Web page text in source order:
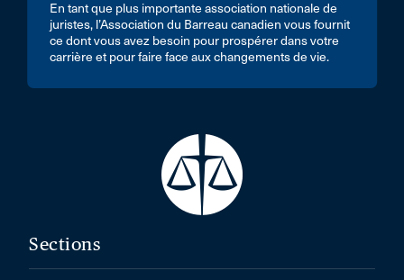
En tant que plus importante association nationale de
juristes, l’Association du Barreau canadien vous fournit
ce dont vous avez besoin pour prospérer dans votre
carrière et pour faire face aux changements de vie.
Sections